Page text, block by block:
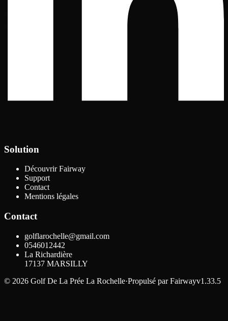
Solution
Découvrir Fairway
Support
Contact
Mentions légales
Contact
golflarochelle@gmail.com
0546012442
La Richardière
17137 MARSILLY
© 2026 Golf De La Prée La Rochelle·Propulsé par Fairwayv1.33.5